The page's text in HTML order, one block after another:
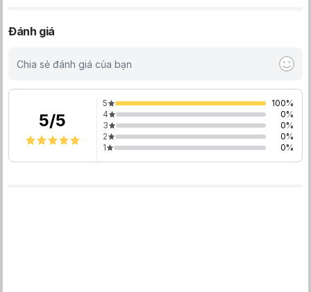
Đánh giá
Chia sẻ đánh giá của bạn
5/5
5 100%
4
0%
3
0%
2
0%
1
0%